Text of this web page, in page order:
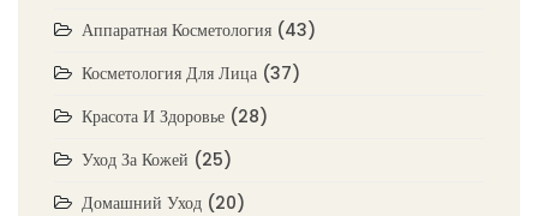
Аппаратная Косметология (43)
Косметология Для Лица (37)
Красота И Здоровье (28)
Уход За Кожей (25)
Домашний Уход (20)